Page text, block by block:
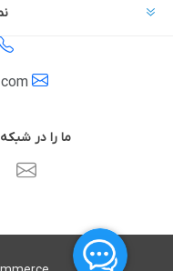
ما را در